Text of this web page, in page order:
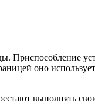
Приспособление
оно
выполнять